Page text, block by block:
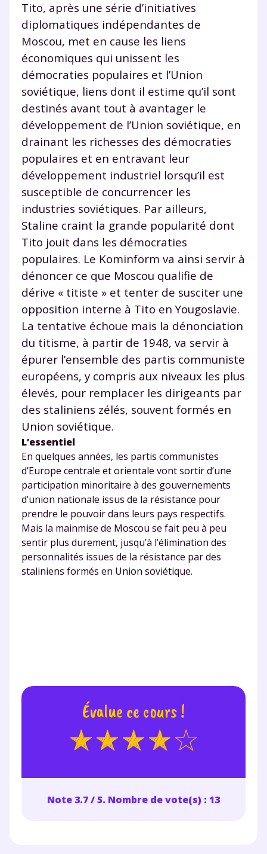
Tito, après une série d’initiatives
diplomatiques indépendantes de
Moscou, met en cause les liens
économiques qui unissent les
démocraties populaires et l’Union
soviétique, liens dont il estime qu’il sont
destinés avant tout à avantager le
développement de l’Union soviétique, en
drainant les richesses des démocraties
populaires et en entravant leur
développement industriel lorsqu’il est
susceptible de concurrencer les
industries soviétiques. Par ailleurs,
Staline craint la grande popularité dont
Tito jouit dans les démocraties
populaires. Le Kominform va ainsi servir à
dénoncer ce que Moscou qualifie de
dérive « titiste » et tenter de susciter une
opposition interne à Tito en Yougoslavie.
La tentative échoue mais la dénonciation
du titisme, à partir de 1948, va servir à
épurer l’ensemble des partis communiste
européens, y compris aux niveaux les plus
élevés, pour remplacer les dirigeants par
des staliniens zélés, souvent formés en
Union soviétique.
L’essentiel
En quelques années, les partis communistes
d’Europe centrale et orientale vont sortir d’une
participation minoritaire à des gouvernements
d’union nationale issus de la résistance pour
prendre le pouvoir dans leurs pays respectifs.
Mais la mainmise de Moscou se fait peu à peu
sentir plus durement, jusqu’à l’élimination des
personnalités issues de la résistance par des
staliniens formés en Union soviétique.
Évalue ce cours !
Note 3.7 / 5. Nombre de vote(s) : 13
corrigés,podcasts de révisions
Unespace dédié aux parents pour
suivre les progrès
Tout le programme scolaire du CP à
la Terminale
Des profs expérimentés disponibles
à la demande par tchat, audio ou
vidéo
TESTER GRATUITEMENT
* Votre code d'accès sera envoyé à cette adresse e-mail. En
renseignant votre e-mail, vous consentez à ce que vos
données à caractère personnel soient traitées par SEJER, sous
la marque myMaxicours, afin que SEJER puisse vous donner
accès au service de soutien scolaire pendant 24h. Pour en
savoir plus sur la gestion de vos données personnelles et
pour exercer vos droits, vous pouvez consulter notre
charte.
J’accepte de recevoir les actualités et des
communications de la part de
myMaxicours.
Votre adresse e-mail sera exclusivement utilisée pour
vous envoyer notre newsletter. Vous pourrez vous
désinscrire à tout moment, à travers le lien de
désinscription présent dans chaque newsletter. Pour
en savoir plus sur la gestion de vos données
personnelles et pour exercer vos droits, vous pouvez
notre charte